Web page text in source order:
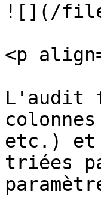
![](/files/
<p
L'audit
etc.) et
triées